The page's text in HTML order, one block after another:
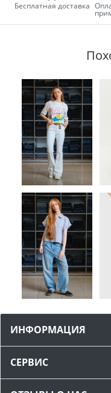
Бесплатная доставка
ИНФОРМАЦИЯ
СЕРВИС